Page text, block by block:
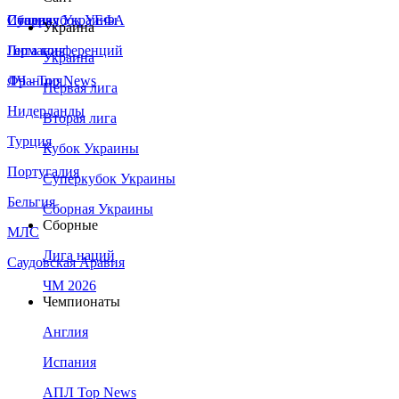
Сборная Украины
Италия
Германия
Франция
Нидерланды
Турция
Португалия
Бельгия
МЛС
Саудовская Аравия
Суперкубок УЕФА
Лига конференций
ЛЧ - Top News
Украина
Украина
Первая лига
Вторая лига
Кубок Украины
Суперкубок Украины
Сборная Украины
Сборные
Лига наций
ЧМ 2026
Чемпионаты
Англия
Испания
АПЛ Top News